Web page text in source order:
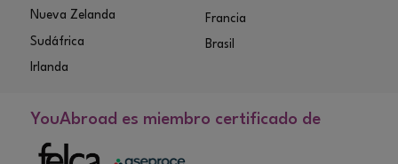
Nueva Zelanda
Sudáfrica
Irlanda
Francia
Brasil
YouAbroad es miembro certificado de